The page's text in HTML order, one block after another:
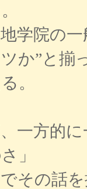
学院の一
か”と揃
。
一方的
」
の話を